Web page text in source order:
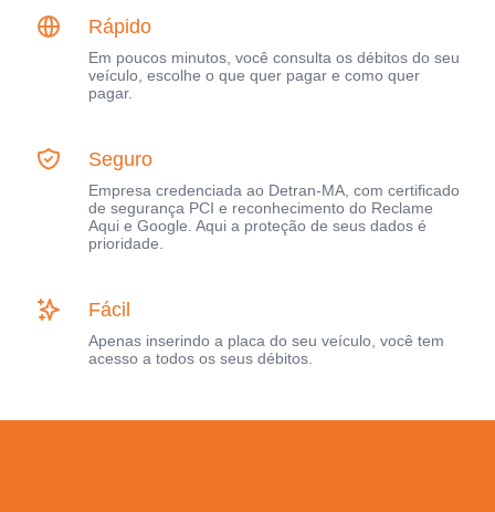
Rápido
Em poucos minutos, você consulta os débitos do seu
veículo, escolhe o que quer pagar e como quer
pagar.
Seguro
Empresa credenciada ao Detran-MA, com certificado
de segurança PCI e reconhecimento do Reclame
Aqui e Google. Aqui a proteção de seus dados é
prioridade.
Fácil
Apenas inserindo a placa do seu veículo, você tem
acesso a todos os seus débitos.